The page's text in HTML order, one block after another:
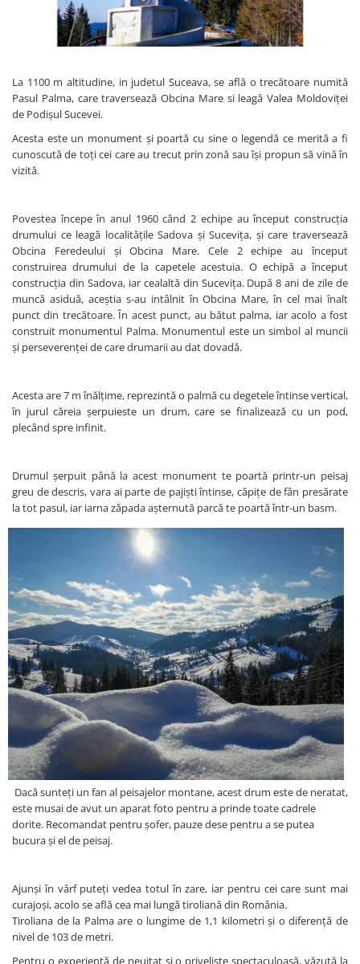
La 1100 m altitudine, in judetul Suceava, se află o trecătoare numită
Pasul Palma, care traversează Obcina Mare si leagă Valea Moldoviței
de Podișul Sucevei.
Acesta este un monument și poartă cu sine o legendă ce merită a fi
cunoscută de toți cei care au trecut prin zonă sau își propun să vină în
vizită.
Povestea începe în anul 1960 când 2 echipe au început construcția
drumului ce leagă localitățile Sadova și Sucevița, și care traversează
Obcina Feredeului și Obcina Mare. Cele 2 echipe au început
construirea drumului de la capetele acestuia. O echipă a început
construcția din Sadova, iar cealaltă din Sucevița. După 8 ani de zile de
muncă asiduă, aceștia s-au intâlnit în Obcina Mare, în cel mai înalt
punct din trecătoare. În acest punct, au bătut palma, iar acolo a fost
construit monumentul Palma. Monumentul este un simbol al muncii
și perseverenței de care drumarii au dat dovadă.
Acesta are 7 m înălțime, reprezintă o palmă cu degetele întinse vertical,
în jurul căreia șerpuieste un drum, care se finalizează cu un pod,
plecând spre infinit.
Drumul șerpuit până la acest monument te poartă printr-un peisaj
greu de descris, vara ai parte de pajiști întinse, căpițe de fân presărate
la tot pasul, iar iarna zăpada așternută parcă te poartă într-un basm.
Dacă sunteți un fan al peisajelor montane, acest drum este de neratat,
este musai de avut un aparat foto pentru a prinde toate cadrele
dorite. Recomandat pentru șofer, pauze dese pentru a se putea
bucura și el de peisaj.
Ajunși în vârf puteți vedea totul în zare, iar pentru cei care sunt mai
curajoși, acolo se află cea mai lungă tiroliană din România.
Tiroliana de la Palma are o lungime de 1,1 kilometri şi o diferenţă de
nivel de 103 de metri.
Pentru o experiență de neuitat și o priveliște spectaculoasă, văzută la